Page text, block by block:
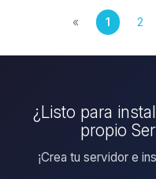
« 1 2
¿Listo para
propio
¡Crea tu servidor e